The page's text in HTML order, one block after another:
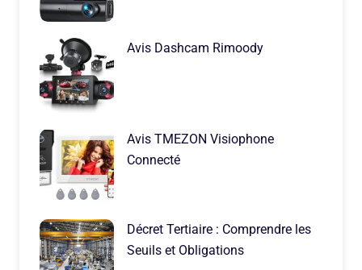
Avis Dashcam Rimoody
Avis TMEZON Visiophone
Connecté
Décret Tertiaire : Comprendre les
Seuils et Obligations